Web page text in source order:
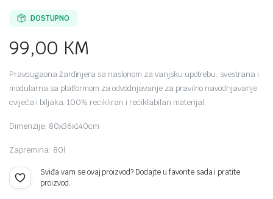
DOSTUPNO
99,00 KM
Pravougaona žardinjera sa naslonom za vanjsku upotrebu, svestrana i
modularna sa platformom za odvodnjavanje za pravilno navodnjavanje
cvijeća i biljaka. 100% recikliran i reciklabilan materijal.
Dimenzije: 80x36x140cm
Zapremina: 80l
Sviđa vam se ovaj proizvod? Dodajte u favorite sada i pratite
proizvod.